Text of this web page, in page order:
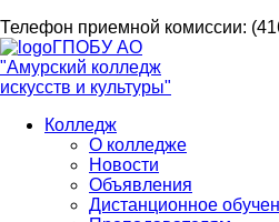
Телефон приемной комиссии:
ГПОБУ АО
"Амурский колледж
искусств и культуры"
Колледж
О колледже
Новости
Объявления
Дистанционное